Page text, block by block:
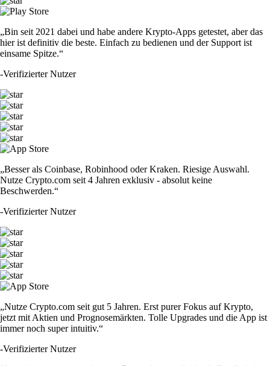
„Bin seit 2021 dabei und habe andere Krypto-Apps getestet, aber das
hier ist definitiv die beste. Einfach zu bedienen und der Support ist
einsame Spitze.“
-Verifizierter Nutzer
„Besser als Coinbase, Robinhood oder Kraken. Riesige Auswahl.
Nutze Crypto.com seit 4 Jahren exklusiv - absolut keine
Beschwerden.“
-Verifizierter Nutzer
„Nutze Crypto.com seit gut 5 Jahren. Erst purer Fokus auf Krypto,
jetzt mit Aktien und Prognosemärkten. Tolle Upgrades und die App ist
immer noch super intuitiv.“
-Verifizierter Nutzer